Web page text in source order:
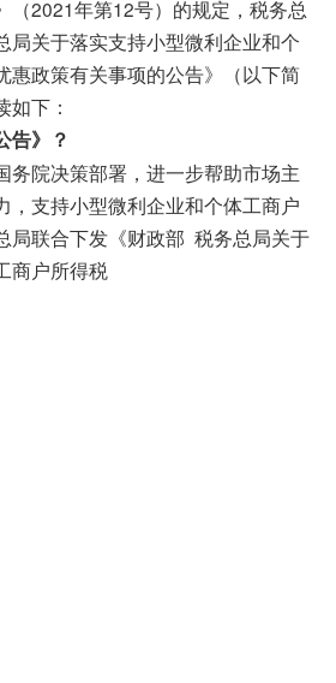
（2021年第12号）的规定，税务总
局关于落实支持小型微利企业和个
惠政策有关事项的公告》（以下简
如下：
告》？
务院决策部署，进一步帮助市场主
，支持小型微利企业和个体工商户
局联合下发《财政部 税务总局关于
商户所得税